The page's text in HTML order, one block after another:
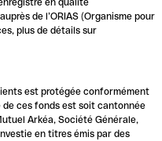
en qualité
de l’ORIAS (Organisme pour
plus de détails sur
est protégée conformément
ces fonds est soit cantonnée
Arkéa, Société Générale,
en titres émis par des